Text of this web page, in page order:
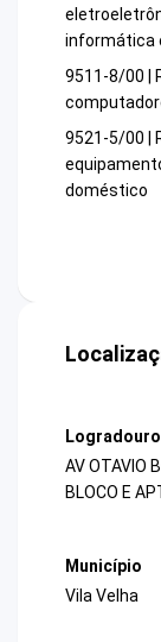
informática
9511-8/00 |
9521-5/00 |
doméstico
Logradouro
AV OTAVIO
BLOCO E
Município
Vila Velha